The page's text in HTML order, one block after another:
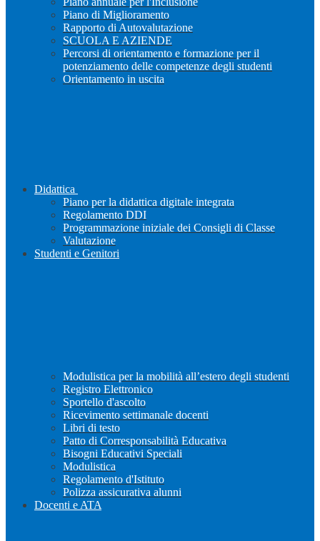
Piano di Miglioramento
Rapporto di Autovalutazione
SCUOLA E AZIENDE
Percorsi di orientamento e formazione per il
potenziamento delle competenze degli studenti
Orientamento in uscita
Didattica
Piano per la didattica digitale integrata
Regolamento DDI
Programmazione iniziale dei Consigli di Classe
Valutazione
Studenti e Genitori
Modulistica per la mobilità all’estero degli studenti
Registro Elettronico
Sportello d'ascolto
Ricevimento settimanale docenti
Libri di testo
Patto di Corresponsabilità Educativa
Bisogni Educativi Speciali
Modulistica
Regolamento d'Istituto
Polizza assicurativa alunni
Docenti e ATA